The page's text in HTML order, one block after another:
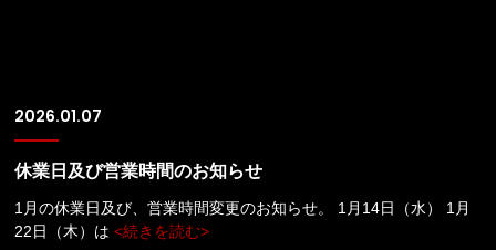
2026.01.07
休業日及び営業時間のお知らせ
1月の休業日及び、営業時間変更のお知らせ。 1月14日（水） 1月
22日（木）は<続きを読む>